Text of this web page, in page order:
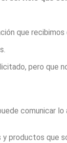
que recibimos
pero que
comunicar
y productos que